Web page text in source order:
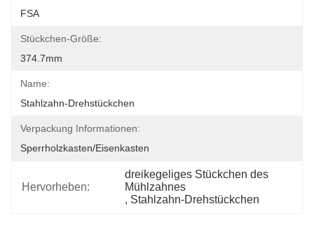
FSA
Stückchen-Größe:
374.7mm
Name:
Stahlzahn-Drehstückchen
Verpackung Informationen:
Sperrholzkasten/Eisenkasten
Hervorheben:
dreikegeliges Stückchen des
Mühlzahnes
, Stahlzahn-Drehstückchen